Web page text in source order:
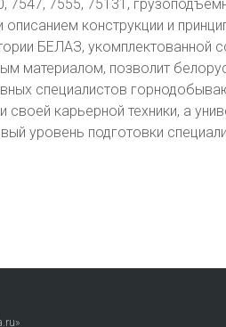
7555, 75131,
конструкции и
БЕЛАЗ, укомплектованной
материалом, позволит
специалистов
карьерной техники, а
уровень подготовки